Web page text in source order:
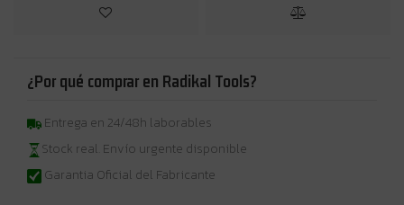
¿Por qué comprar en Radikal Tools?
Entrega en 24/48h laborables
Stock real. Envío urgente disponible
Garantia Oficial del Fabricante